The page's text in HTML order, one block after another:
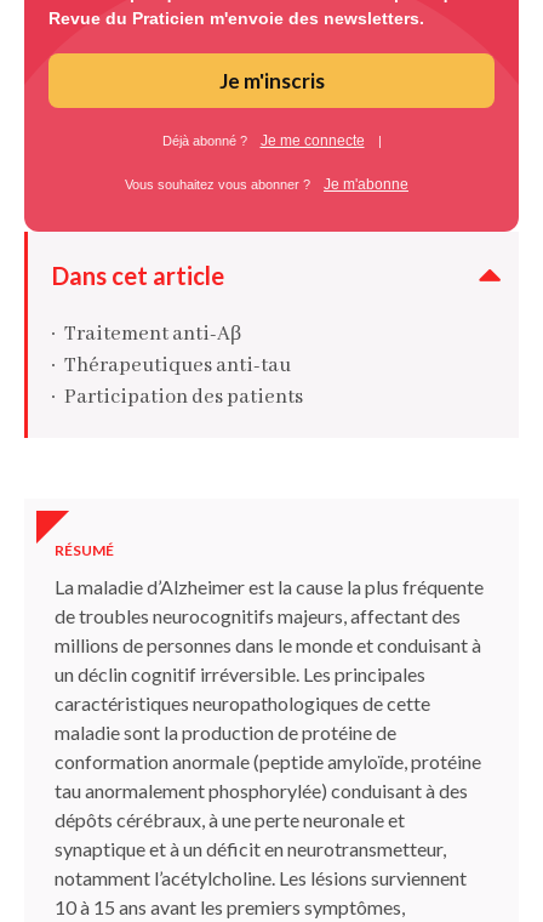
Revue du Praticien m'envoie des newsletters.
Je m'inscris
Déjà abonné ? Je me connecte |
Vous souhaitez vous abonner ? Je m'abonne
Dans cet article
Traitement anti-Aβ
Thérapeutiques anti-tau
Participation des patients
RÉSUMÉ
La maladie d’Alzheimer est la cause la plus fréquente
de troubles neurocognitifs majeurs, affectant des
millions de personnes dans le monde et conduisant à
un déclin cognitif irréversible. Les principales
caractéristiques neuropathologiques de cette
maladie sont la production de protéine de
conformation anormale (peptide amyloïde, protéine
tau anormalement phosphorylée) conduisant à des
dépôts cérébraux, à une perte neuronale et
synaptique et à un déficit en neurotransmetteur,
notamment l’acétylcholine. Les lésions surviennent
10 à 15 ans avant les premiers symptômes,